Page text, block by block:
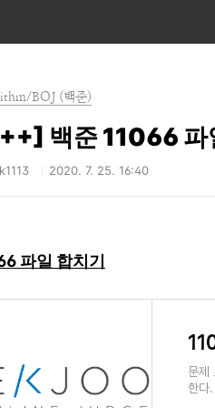
BOJ (백준)
백준 11066 파
2020. 7. 25. 16:40
파일 합치기
문제
한다